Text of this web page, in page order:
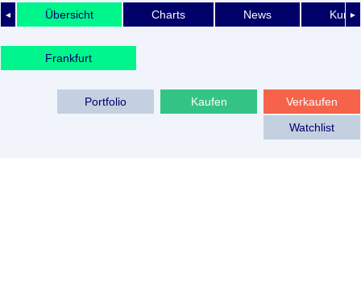
◄ ►
Übersicht Charts News
Frankfurt
Verkaufen
Kaufen
Portfolio
Watchlist